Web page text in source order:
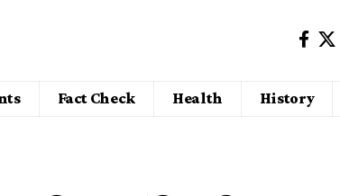
Fact Check Health History